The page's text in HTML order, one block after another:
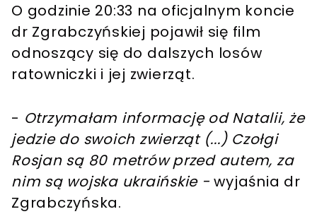
O godzinie 20:33 na oficjalnym koncie
dr Zgrabczyńskiej pojawił się film
odnoszący się do dalszych losów
ratowniczki i jej zwierząt.
- Otrzymałam informację od Natalii, że
jedzie do swoich zwierząt (...) Czołgi
Rosjan są 80 metrów przed autem, za
nim są wojska ukraińskie -wyjaśnia dr
Zgrabczyńska.